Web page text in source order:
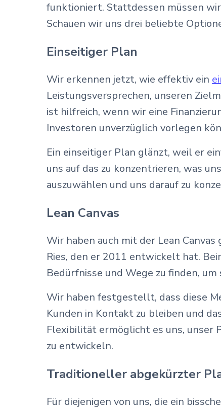
funktioniert. Stattdessen müssen
Schauen wir uns drei beliebte
Einseitiger Plan
Wir erkennen jetzt, wie effektiv ein
Leistungsversprechen, unseren
ist hilfreich, wenn wir eine
Investoren unverzüglich vorlegen
Ein einseitiger Plan glänzt, weil er
uns auf das zu konzentrieren, was
auszuwählen und uns darauf zu
Lean Canvas
Wir haben auch mit der Lean
Ries, den er 2011 entwickelt hat.
Bedürfnisse und Wege zu finden,
Wir haben festgestellt, dass diese
Kunden in Kontakt zu bleiben und
Flexibilität ermöglicht es uns, unser
zu entwickeln.
Traditioneller abgekürzter
Für diejenigen von uns, die ein